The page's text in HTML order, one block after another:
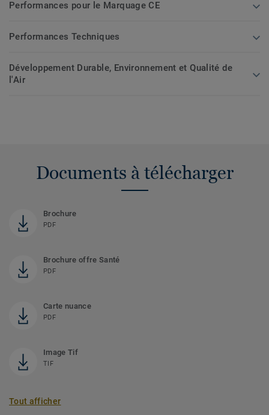
Performances pour le Marquage CE
Performances Techniques
Développement Durable, Environnement et Qualité de
l'Air
Documents à télécharger
Brochure
PDF
Brochure offre Santé
PDF
Carte nuance
PDF
Image Tif
TIF
Tout afficher